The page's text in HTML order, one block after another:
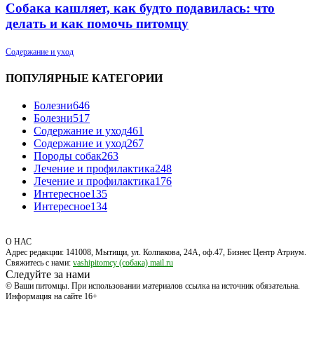
Собака кашляет, как будто подавилась: что
делать и как помочь питомцу
Содержание и уход
ПОПУЛЯРНЫЕ КАТЕГОРИИ
Болезни646
Болезни517
Содержание и уход461
Содержание и уход267
Породы собак263
Лечение и профилактика248
Лечение и профилактика176
Интересное135
Интересное134
О НАС
Адрес редакции: 141008, Мытищи, ул. Колпакова, 24А, оф.47, Бизнес Центр Атриум.
Свяжитесь с нами: vashipitomcy (собака) mail.ru
Следуйте за нами
© Ваши питомцы. При использовании материалов ссылка на источник обязательна.
Информация на сайте 16+